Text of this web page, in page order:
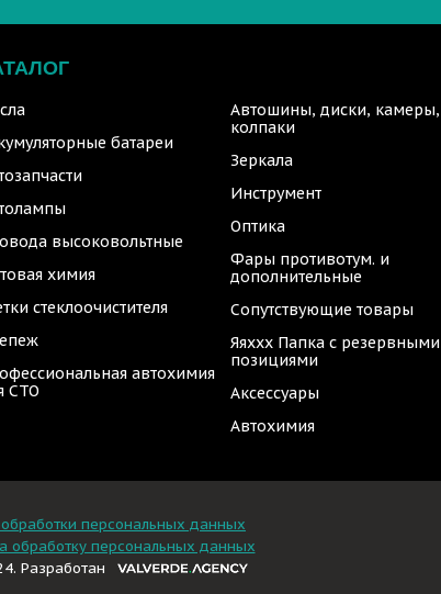
батареи
высоковольтные
химия
стеклоочистителя
автохимия
СТО
Автошины, диски, камеры,
колпаки
Зеркала
Инструмент
Оптика
Фары противотум. и
дополнительные
Сопутствующие товары
Яяххх Папка с резервными
позициями
Аксессуары
Автохимия
персональных данных
обработку персональных данных
Разработан